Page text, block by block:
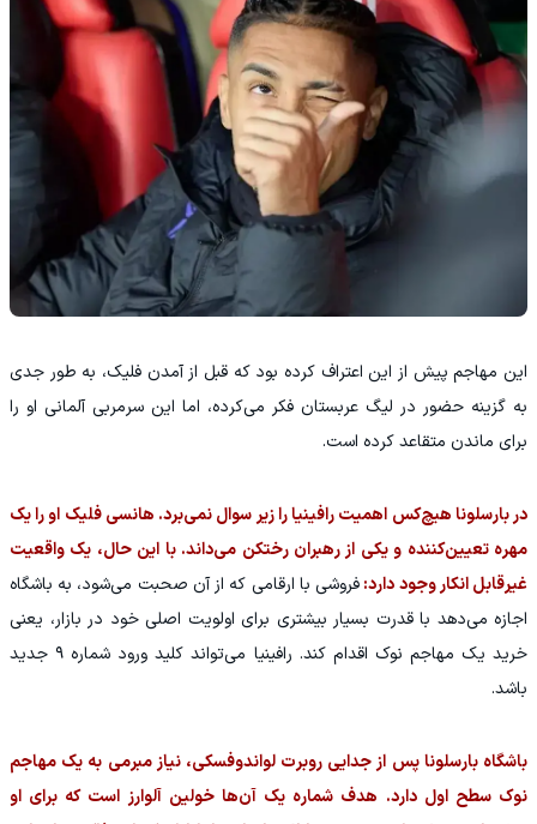
این مهاجم پیش از این اعتراف کرده بود که قبل از آمدن فلیک، به طور جدی
به گزینه حضور در لیگ عربستان فکر می‌کرده، اما این سرمربی آلمانی او را
برای ماندن متقاعد کرده است.
در بارسلونا هیچ‌کس اهمیت رافینیا را زیر سوال نمی‌برد. هانسی فلیک او را یک
مهره تعیین‌کننده و یکی از رهبران رختکن می‌داند. با این حال، یک واقعیت
غیرقابل انکار وجود دارد:فروشی با ارقامی که از آن صحبت می‌شود، به باشگاه
اجازه می‌دهد با قدرت بسیار بیشتری برای اولویت اصلی خود در بازار، یعنی
خرید یک مهاجم نوک اقدام کند. رافینیا می‌تواند کلید ورود شماره ۹ جدید
باشد.
باشگاه بارسلونا پس از جدایی روبرت لواندوفسکی، نیاز مبرمی به یک مهاجم
نوک سطح اول دارد. هدف شماره یک آن‌ها خولین آلوارز است که برای او